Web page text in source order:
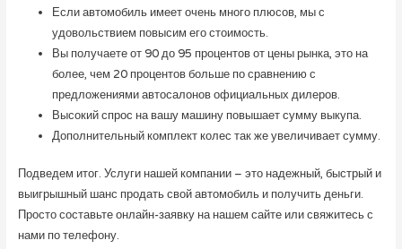
Если автомобиль имеет очень много плюсов, мы с
удовольствием повысим его стоимость.
Вы получаете от 90 до 95 процентов от цены рынка, это на
более, чем 20 процентов больше по сравнению с
предложениями автосалонов официальных дилеров.
Высокий спрос на вашу машину повышает сумму выкупа.
Дополнительный комплект колес так же увеличивает сумму.
Подведем итог. Услуги нашей компании – это надежный, быстрый и
выигрышный шанс продать свой автомобиль и получить деньги.
Просто составьте онлайн-заявку на нашем сайте или свяжитесь с
нами по телефону.